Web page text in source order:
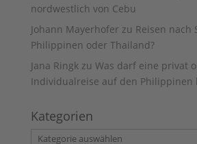
nordwestlich von Cebu
Johann Mayerhofer zu Reisen nach
Philippinen oder Thailand?
Jana Ringkzu Was darf eine privat
Individualreise auf den Philippinen
Kategorien
Kategorien